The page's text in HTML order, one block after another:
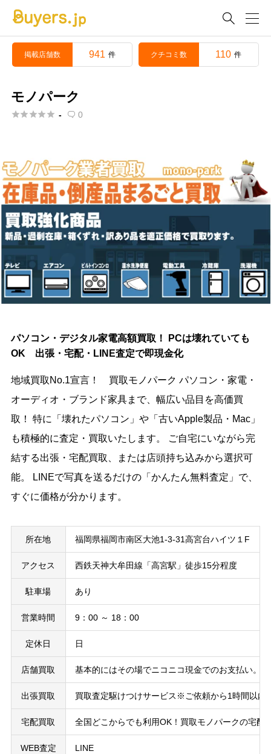

掲載店舗数 941 件 クチコミ数 110 件
モノパーク
 -  0
パソコン・デジタル家電高額買取！ PCは壊れていても
OK 出張・宅配・LINE査定で即現金化
地域買取No.1宣言！ 買取モノパーク パソコン・家電・
オーディオ・ブランド家具まで、幅広い品目を高価買
取！ 特に「壊れたパソコン」や「古いApple製品・Mac」
も積極的に査定・買取いたします。 ご自宅にいながら完
結する出張・宅配買取、または店頭持ち込みから選択可
能。 LINEで写真を送るだけの「かんたん無料査定」で、
すぐに価格が分かります。
所在地 福岡県福岡市南区大池1-3-31高宮台ハイツ１F
アクセス 西鉄天神大牟田線「高宮駅」徒歩15分程度
駐車場 あり
営業時間 9：00 ～ 18：00
定休日 日
店舗買取 基本的にはその場でニコニコ現金でのお支払い。
出張買取 買取査定駆けつけサービス※ご依頼から1時間以内
宅配買取 全国どこからでも利用OK！買取モノパークの宅
WEB査定 LINE